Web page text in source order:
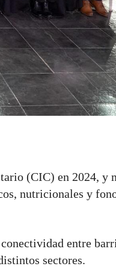
(CIC) en 2024, y
nutricionales y
entre
sectores.